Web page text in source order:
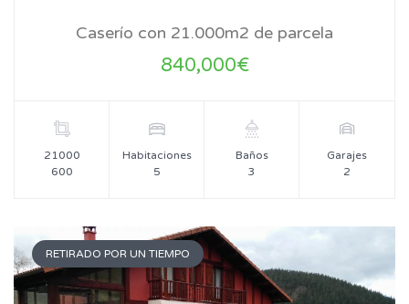
Caserío con 21.000m2 de parcela
840,000€
21000
600
Habitaciones
5
Baños
3
Garajes
2
RETIRADO POR UN TIEMPO